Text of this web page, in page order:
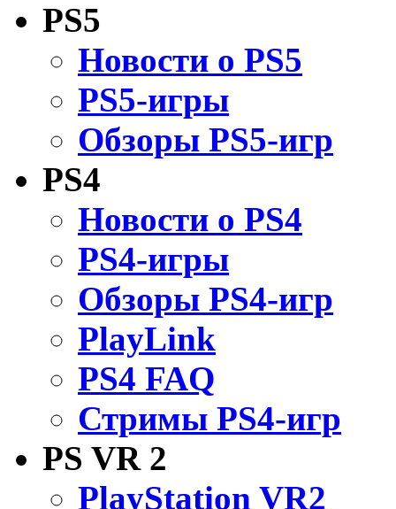
PS5
Новости о PS5
PS5-игры
Обзоры PS5-игр
PS4
Новости о PS4
PS4-игры
Обзоры PS4-игр
PlayLink
PS4 FAQ
Стримы PS4-игр
PS VR 2
PlayStation VR2